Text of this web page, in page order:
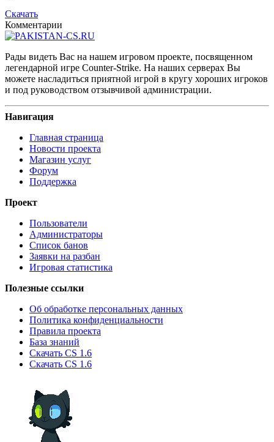
Скачать
Комментарии
Рады видеть Вас на нашем игровом проекте, посвященном
легендарной игре Counter-Strike. На наших серверах Вы
можете насладиться приятной игрой в кругу хороших игроков
и под руководством отзывчивой администрации.
Навигация
Главная страница
Новости проекта
Магазин услуг
Форум
Поддержка
Проект
Пользователи
Администраторы
Список банов
Заявки на разбан
Игровая статистика
Полезные ссылки
Об обработке персональных данных
Политика конфиденциальности
Правила проекта
База знаний
Скачать CS 1.6
Скачать CS 1.6